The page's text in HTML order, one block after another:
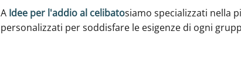
A Idee per l'addio al celibatosiamo specializzati nella
personalizzati per soddisfare le esigenze di ogni